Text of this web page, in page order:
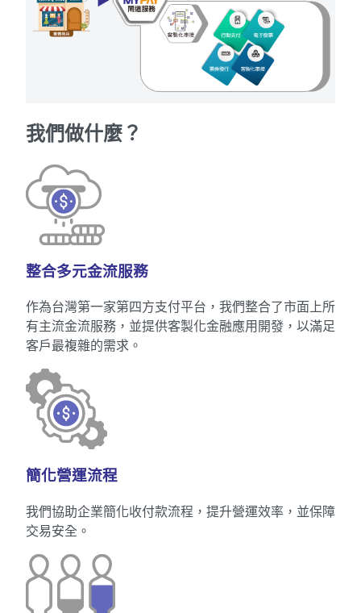
我們做什麼？
整合多元金流服務
作為台灣第一家第四方支付平台，我們整合了市面上所
有主流金流服務，並提供客製化金融應用開發，以滿足
客戶最複雜的需求。
簡化營運流程
我們協助企業簡化收付款流程，提升營運效率，並保障
交易安全。